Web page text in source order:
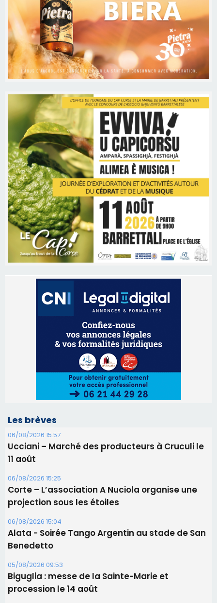
Les brèves
06/08/2026 15:57
Ucciani – Marché des producteurs à Cruculi le
11 août
06/08/2026 15:25
Corte – L’association A Nuciola organise une
projection sous les étoiles
06/08/2026 15:04
Alata - Soirée Tango Argentin au stade de San
Benedetto
05/08/2026 09:53
Biguglia : messe de la Sainte-Marie et
procession le 14 août